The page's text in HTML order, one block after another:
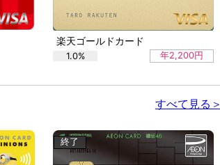
楽天ゴールドカード
1.0% 年2,200円
すべて見る＞
終了